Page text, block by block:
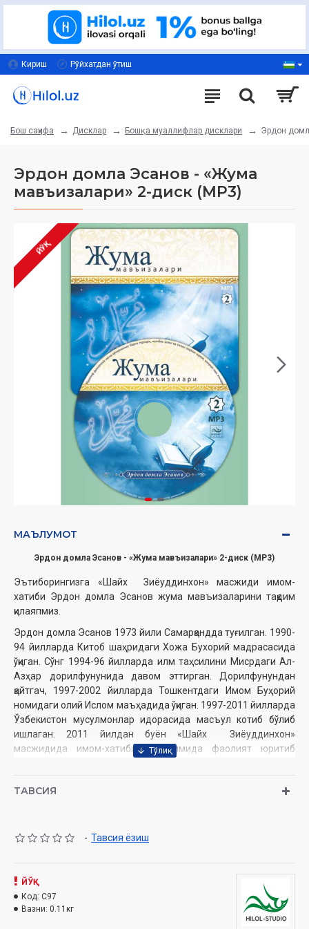
Кириш Рўйхатдан ўтиш
Бош саҳифа Дисклар Бошқа муаллифлар дисклари Эрдон
Эрдон домла Эсанов - «Жума
мавъизалари» 2-диск (МР3)
ЙЎҚ
МАЪЛУМОТ
Эрдон домла Эсанов - «Жума мавъизалари» 2-диск (МР3)
Эътиборингизга «Шайх Зиёуддинхон» масжиди имом-
хатиби Эрдон домла Эсанов жума мавъизаларини тақдим
қилаяпмиз.
Эрдон домла Эсанов 1973 йили Самарқандда туғилган. 1990-
94 йилларда Китоб шаҳридаги Хожа Бухорий мадрасасида
ўқиган. Сўнг 1994-96 йилларда илм таҳсилини Мисрдаги Ал-
Азҳар дорилфунунида давом эттирган. Дорилфунундан
қайтгач, 1997-2002 йилларда Тошкентдаги Имом Буҳорий
номидаги олий Ислом маъҳадида ўқиган. 1997-2011 йилларда
Ўзбекистон мусулмонлар идорасида масъул котиб бўлиб
ишлаган. 2011 йилдан буён «Шайх Зиёуддинхон»
масжидида имом-хатиби лавозимида фаолият юритиб
Ушбу дискдан қуйидаги мавъизалар ўрин олган
Хотира ва қадрлаш куни. Қабр зиёрати ҳақида
Ҳазрати Имом Бухорий
ТАВСИЯ
- Тавсия ёзиш
ЙЎҚ
Код: C97
Вазни: 0.11кг